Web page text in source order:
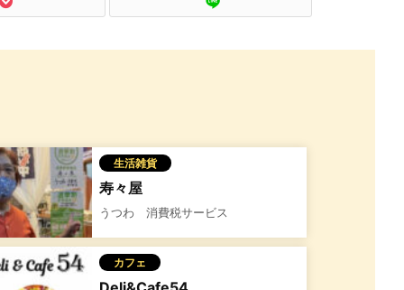
生活雑貨
寿々屋
うつわ 消費税サービス
カフェ